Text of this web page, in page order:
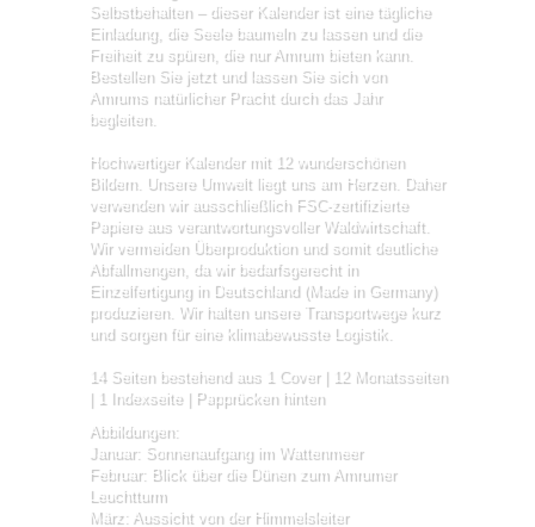
Selbstbehalten – dieser Kalender ist eine tägliche
Einladung, die Seele baumeln zu lassen und die
Freiheit zu spüren, die nur Amrum bieten kann.
Bestellen Sie jetzt und lassen Sie sich von
Amrums natürlicher Pracht durch das Jahr
begleiten.
Hochwertiger Kalender mit 12 wunderschönen
Bildern. Unsere Umwelt liegt uns am Herzen. Daher
verwenden wir ausschließlich FSC-zertifizierte
Papiere aus verantwortungsvoller Waldwirtschaft.
Wir vermeiden Überproduktion und somit deutliche
Abfallmengen, da wir bedarfsgerecht in
Einzelfertigung in Deutschland (Made in Germany)
produzieren. Wir halten unsere Transportwege kurz
und sorgen für eine klimabewusste Logistik.
14 Seiten bestehend aus 1 Cover | 12 Monatsseiten
| 1 Indexseite | Papprücken hinten
Abbildungen:
Januar: Sonnenaufgang im Wattenmeer
Februar: Blick über die Dünen zum Amrumer
Leuchtturm
März: Aussicht von der Himmelsleiter